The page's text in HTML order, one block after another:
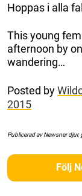
Hoppas i alla
This young
afternoon by
wandering…
Posted by
2015
Publicerad av Newsner djur,
Följ